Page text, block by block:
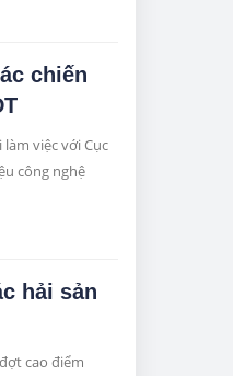
chiến
làm việc với Cục
công nghệ
hải sản
cao điểm